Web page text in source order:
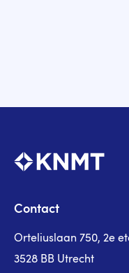
Contact
Orteliuslaan 750, 2e
3528 BB Utrecht